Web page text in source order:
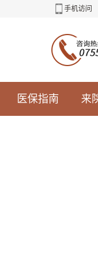
手机访问
医保指南 来